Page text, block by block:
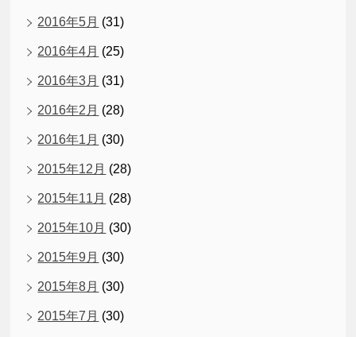
2016年5月 (31)
2016年4月 (25)
2016年3月 (31)
2016年2月 (28)
2016年1月 (30)
2015年12月 (28)
2015年11月 (28)
2015年10月 (30)
2015年9月 (30)
2015年8月 (30)
2015年7月 (30)